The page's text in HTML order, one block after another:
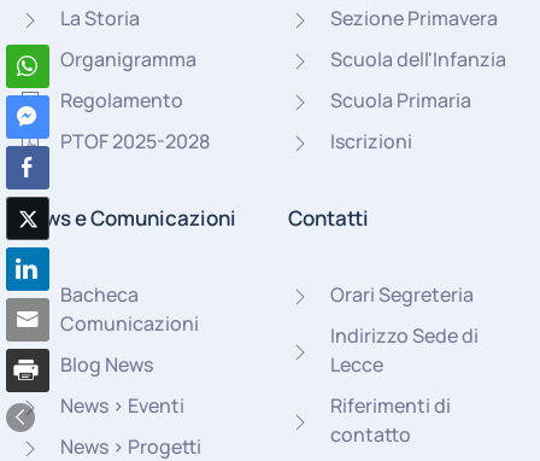
La Storia
Organigramma
Regolamento
PTOF 2025-2028
Sezione Primavera
Scuola dell'Infanzia
Scuola Primaria
Iscrizioni
News e Comunicazioni
Bacheca
Comunicazioni
Blog News
News > Eventi
News > Progetti
Contatti
Orari Segreteria
Indirizzo Sede di
Lecce
Riferimenti di
contatto